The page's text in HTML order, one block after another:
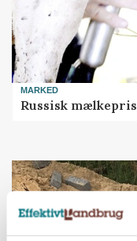
MARKED
Russisk